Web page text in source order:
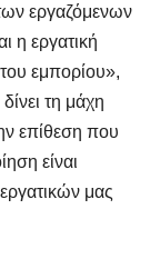
εργαζόμενων
η εργατική
εμπορίου»,
τη μάχη
επίθεση που
είναι
μας